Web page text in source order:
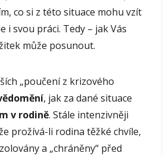
co si z této situace mohu vzít
i svou práci. Tedy – jak Vás
může posunout.
„poučení z krizového
, jak za dané situace
v rodině. Stále intenzivněji
prožívá-li rodina těžké chvíle,
a „chráněny“ před